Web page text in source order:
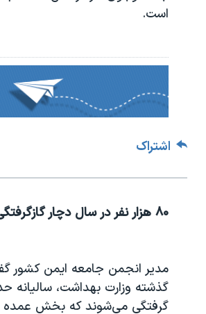
است.
اشتراک
۸۰ هزار نفر در سال دچار گازگرفتگی می‌شوند
مدیر انجمن جامعه ایمن کشور
گرفتگی می‌شوند که بخش